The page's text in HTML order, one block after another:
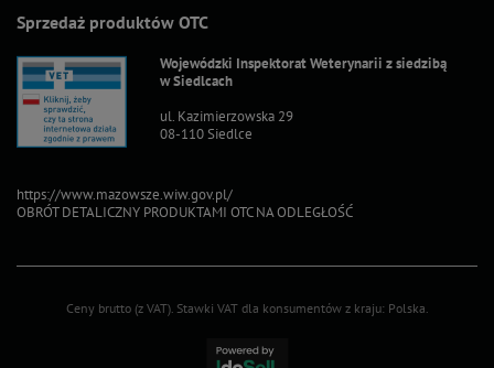
Sprzedaż produktów OTC
Wojewódzki Inspektorat Weterynarii z siedzibą
w Siedlcach
ul. Kazimierzowska 29
08-110 Siedlce
https://www.mazowsze.wiw.gov.pl/
OBRÓT DETALICZNY PRODUKTAMI OTC NA ODLEGŁOŚĆ
Ceny brutto (z VAT). Stawki VAT dla konsumentów z kraju: Polska